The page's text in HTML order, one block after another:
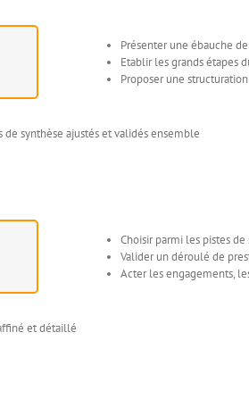
Présenter une ébauche
Etablir les grands étapes
Proposer une
synthèse ajustés et validés ensemble
Choisir parmi les pistes
Valider un déroulé de
Acter les engagements,
et détaillé